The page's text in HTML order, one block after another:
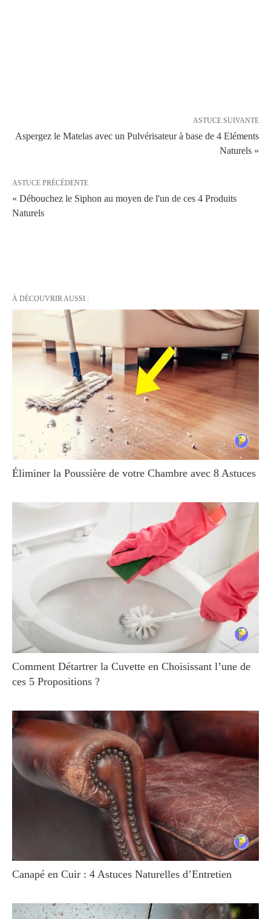
ASTUCE SUIVANTE
Aspergez le Matelas avec un Pulvérisateur à base de 4 Eléments
Naturels »
ASTUCE PRÉCÉDENTE
« Débouchez le Siphon au moyen de l'un de ces 4 Produits
Naturels
À DÉCOUVRIR AUSSI :
Éliminer la Poussière de votre Chambre avec 8 Astuces
Comment Détartrer la Cuvette en Choisissant l’une de
ces 5 Propositions ?
Canapé en Cuir : 4 Astuces Naturelles d’Entretien